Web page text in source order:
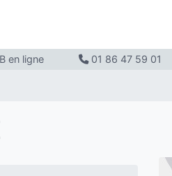
en ligne 01 86 47 59 01